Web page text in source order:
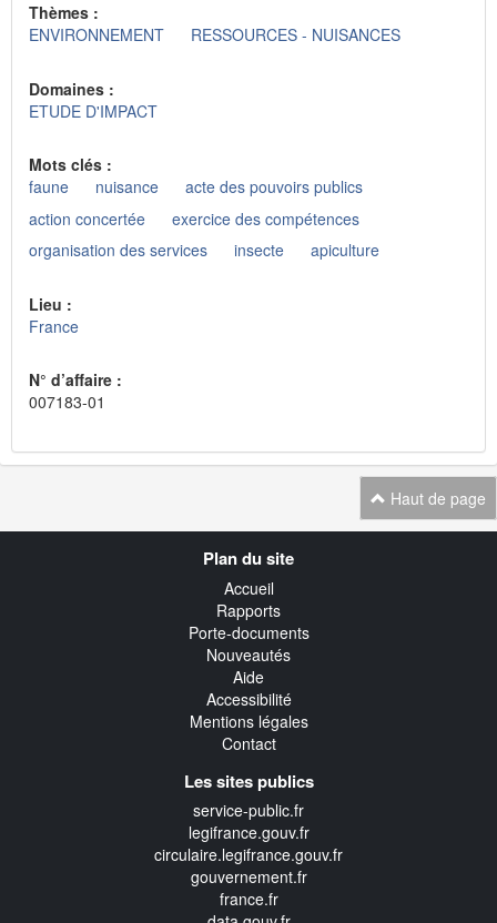
Thèmes :
ENVIRONNEMENT
RESSOURCES - NUISANCES
Domaines :
ETUDE D'IMPACT
Mots clés :
faune
nuisance
acte des pouvoirs publics
action concertée
exercice des compétences
organisation des services
insecte apiculture
Lieu :
France
N° d’affaire :
007183-01
Haut de page
Plan du site
Accueil
Rapports
Porte-documents
Nouveautés
Aide
Accessibilité
Mentions légales
Contact
Les sites publics
service-public.fr
legifrance.gouv.fr
circulaire.legifrance.gouv.fr
gouvernement.fr
france.fr